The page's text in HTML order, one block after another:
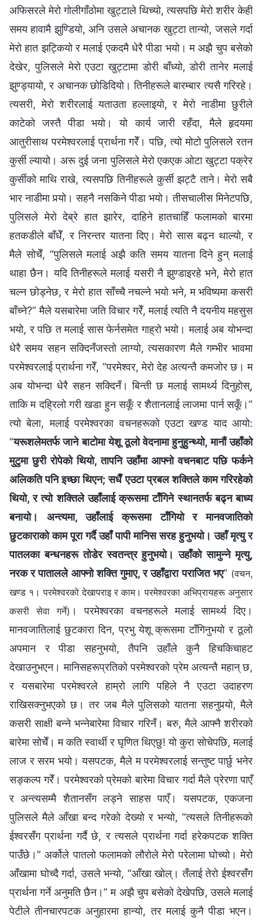
अफिसरले मेरो गोलीगाँठोमा खुट्टाले थिच्यो, त्यसपछि मेरो शरीर केही
समय हावामै झुण्डियो, अनि उसले अचानक खुट्टा तान्यो, जसले गर्दा
मेरो हात झट्कियो र मलाई एकदमै धेरै पीडा भयो। म अझै चुप बसेको
देखेर, पुलिसले मेरो एउटा खुट्टामा डोरी बाँध्यो, डोरी तानेर मलाई
झुण्ड्यायो, र अचानक छोडिदियो। तिनीहरूले बारम्बार त्यसै गरिरहे।
त्यसरी, मेरो शरीरलाई यताउता हल्‍लाइयो, र मेरो नाडीमा छुरीले
काटेको जस्तै पीडा भयो। यो कार्य जारी रहँदा, मैले हृदयमा
आतुरीसाथ परमेश्‍वरलाई प्रार्थना गरेँ। पछि, त्यो मोटो पुलिसले रतन
कुर्सी ल्यायो। अरू दुई जना पुलिसले मेरो एकएक ओटा खुट्टा पक्रेर
कुर्सीको माथि राखे, त्यसपछि तिनीहरूले कुर्सी झट्टै ताने। मेरो सबै
भार नाडीमा पर्‍यो। सहनै नसकिने पीडा भयो। तीसचालीस मिनेटपछि,
पुलिसले मेरो देब्रे हात झारेर, दाहिने हातचाहिँ फलामको बारमा
हतकडीले बाँधेँ, र निरन्तर यातना दिए। मेरो सास बढ्न थाल्यो, र
मैले सोचेँ, “पुलिसले मलाई अझै कति समय यातना दिने हुन् मलाई
थाहा छैन। यदि तिनीहरूले मलाई यसरी नै झुण्डाइरहे भने, मेरो हात
चल्‍न छोड्नेछ, र मेरो हात साँच्‍चै नचल्‍ने भयो भने, म भविष्यमा कसरी
बाँच्‍ने?” मैले यसबारेमा जति विचार गरेँ, मलाई त्यति नै दयनीय महसुस
भयो, र पछि त मलाई सास फेर्नसमेत गाह्रो भयो। मलाई अब योभन्दा
धेरै समय सहन सक्दिनँजस्तो लाग्यो, त्यसकारण मैले गम्भीर भावमा
परमेश्‍वरलाई प्रार्थना गरेँ, “परमेश्‍वर, मेरो देह अत्यन्तै कमजोर छ। म
अब योभन्दा धेरै सहन सक्दिनँ। बिन्ती छ मलाई सामर्थ्य दिनुहोस्,
ताकि म दह्रिलो गरी खडा हुन सकूँ र शैतानलाई लाजमा पार्न सकूँ।”
त्यो बेला, मलाई परमेश्‍वरका वचनहरूको एउटा खण्ड याद आयो:
“यरूशलेमतर्फ जाने बाटोमा येशू ठूलो वेदनामा हुनुहुन्थ्यो, मानौं उहाँको
मुटुमा छुरी रोपेको थियो, तापनि उहाँमा आफ्नो वचनबाट पछि फर्कने
अलिकति पनि इच्छा थिएन; सधैँ एउटा प्रबल शक्तिले काम गरिरहेको
थियो, र त्यो शक्तिले उहाँलाई क्रूसमा टाँगिने स्थानतर्फ बढ्न बाध्य
बनायो। अन्त्यमा, उहाँलाई क्रूसमा टाँगियो र मानवजातिको
छुटकाराको काम पूरा गर्दै उहाँ पापी मानिस सरह हुनुभयो। उहाँ मृत्यु र
पातलका बन्धनहरू तोडेर स्वतन्त्र हुनुभयो। उहाँको सामुन्ने मृत्यु,
नरक र पातालले आफ्‍नो शक्ति गुमाए, र उहाँद्वारा पराजित भए” (वचन,
खण्ड १। परमेश्‍वरको देखापराइ र काम। परमेश्‍वरका अभिप्रायहरू अनुसार
कसरी सेवा गर्ने) । परमेश्‍वरका वचनहरूले मलाई सामर्थ्य दिए।
मानवजातिलाई छुटकारा दिन, प्रभु येशू क्रूसमा टाँगिनुभयो र ठूलो
अपमान र पीडा सहनुभयो, तैपनि उहाँले कुनै हिचकिचाहट
देखाउनुभएन। मानिसहरूप्रतिको परमेश्‍वरको प्रेम अत्यन्तै महान् छ,
र यसबारेमा परमेश्‍वरले हाम्रो लागि पहिले नै एउटा उदाहरण
राखिसक्‍नुभएको छ। तर जब मैले पुलिसको यातना सहनुपर्‍यो, मैले
कसरी साक्षी बन्‍ने भन्‍नेबारेमा विचार गरिनँ। बरु, मैले आफ्‍नै शरीरको
बारेमा सोचेँ। म कति स्वार्थी र घृणित थिएछु! यो कुरा सोचेपछि, मलाई
लाज र सरम भयो। यसपटक, मैले म परमेश्‍वरलाई सन्तुष्ट पार्छु भनेर
सङ्कल्‍प गरेँ। परमेश्‍वरको प्रेमको बारेमा विचार गर्दा मैले प्रेरणा पाएँ
र अन्त्यसम्‍मै शैतानसँग लड्ने साहस पाएँ। यसपटक, एकजना
पुलिसले मैले आँखा बन्द गरेको देख्यो र भन्यो, “त्यसले तिनीहरूको
ईश्‍वरसँग प्रार्थना गर्दै छे, र त्यसले प्रार्थना गर्दा हरेकपटक शक्ति
पाउँछे।” अर्कोले पातलो फलामको लौरोले मेरो परेलामा घोच्यो। मेरो
आँखामा घोच्दै गर्दा, उसले भन्यो, “आँखा खोल्। तँलाई तेरो ईश्‍वरसँग
प्रार्थना गर्ने अनुमति छैन।” म अझै चुप बसेको देखेपछि, उसले मलाई
पेटीले तीनचारपटक अनुहारमा हान्यो, तर मलाई कुनै पीडा भएन।